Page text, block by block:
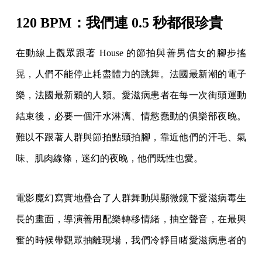
120 BPM：我們連 0.5 秒都很珍貴
在動線上觀眾跟著 House 的節拍與善男信女的腳步搖
晃，人們不能停止耗盡體力的跳舞。法國最新潮的電子
樂，法國最新穎的人類。愛滋病患者在每一次街頭運動
結束後，必要一個汗水淋漓、情慾蠢動的俱樂部夜晚。
難以不跟著人群與節拍點頭拍腳，靠近他們的汗毛、氣
味、肌肉線條，迷幻的夜晚，他們既性也愛。
電影魔幻寫實地疊合了人群舞動與顯微鏡下愛滋病毒生
長的畫面，導演善用配樂轉移情緒，抽空聲音，在最興
奮的時候帶觀眾抽離現場，我們冷靜目睹愛滋病患者的